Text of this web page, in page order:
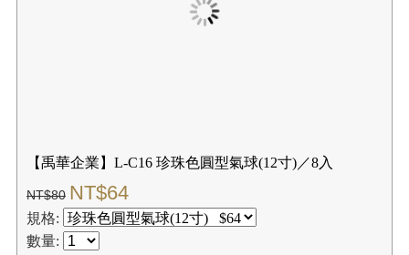
【禹華企業】L-C16 珍珠色圓型氣球(12寸)／8入
NT$80 NT$64
規格:
數量: